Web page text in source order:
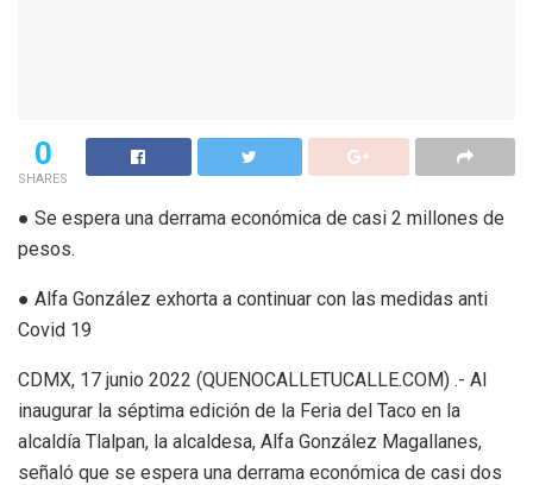
0
SHARES
● Se espera una derrama económica de casi 2 millones de
pesos.
● Alfa González exhorta a continuar con las medidas anti
Covid 19
CDMX, 17 junio 2022 (QUENOCALLETUCALLE.COM) .- Al
inaugurar la séptima edición de la Feria del Taco en la
alcaldía Tlalpan, la alcaldesa, Alfa González Magallanes,
señaló que se espera una derrama económica de casi dos